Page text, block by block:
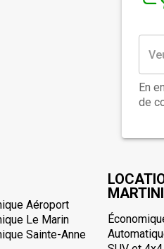
En
de
Aéroport
Le Marin
Sainte-Anne